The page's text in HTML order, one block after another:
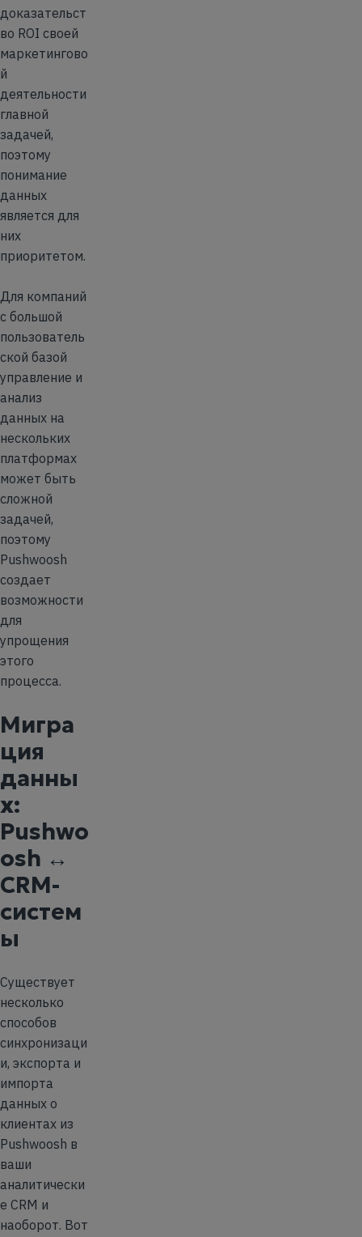
доказательст
во ROI своей
маркетингово
й
деятельности
главной
задачей,
поэтому
понимание
данных
является для
них
приоритетом.
Для компаний
с большой
пользователь
ской базой
управление и
анализ
данных на
нескольких
платформах
может быть
сложной
задачей,
поэтому
Pushwoosh
создает
возможности
для
упрощения
этого
процесса.
Мигра
ция
данны
х:
Pushwo
osh ↔
CRM-
систем
ы
Существует
несколько
способов
синхронизаци
и, экспорта и
импорта
данных о
клиентах из
Pushwoosh в
ваши
аналитически
е CRM и
наоборот. Вот